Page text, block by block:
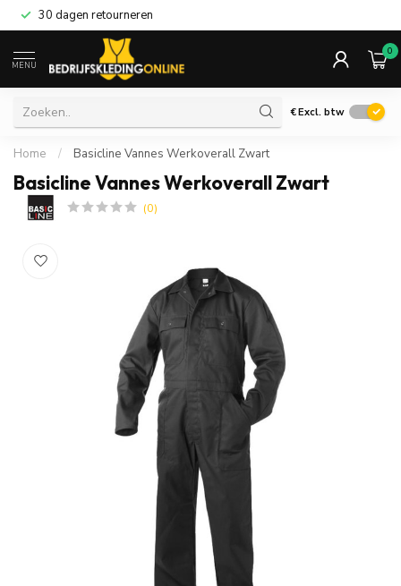
30 dagen retourneren
MENU
0
€Excl. btw
Home / Basicline Vannes Werkoverall Zwart
Basicline Vannes Werkoverall Zwart
(0)